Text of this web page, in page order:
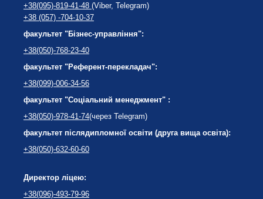
+38(095)-819-41-48 (Viber, Telegram)
+38 (057) -704-10-37
факультет "Бізнес-управління":
+38(050)-768-23-40
факультет "Референт-перекладач":
+38(099)-006-34-56
факультет "Соціальний менеджмент" :
+38(050)-978-41-74(через Telegram)
факультет післядипломної освіти (друга вища освіта):
+38(050)-632-60-60
Директор ліцею:
+38(096)-493-79-96